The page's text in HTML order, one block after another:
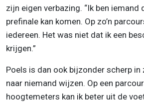
zijn eigen verbazing. “Ik ben iemand
prefinale kan komen. Op zo’n
iedereen. Het was niet dat ik een
krijgen.”
Poels is dan ook bijzonder scherp in
naar niemand wijzen. Op een
hoogtemeters kan ik beter uit de